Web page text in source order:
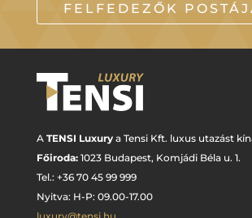
FELFEDEZŐK
A TENSI Luxurya Tensi Kft. luxus utazást
Főiroda: 1023 Budapest, Komjádi Béla u. 1.
Tel.: +36 70 45 99 999
Nyitva: H-P: 09.00-17.00